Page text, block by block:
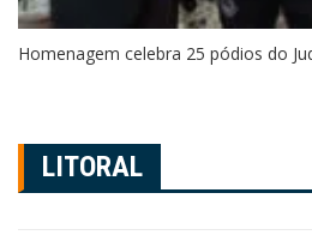
Homenagem celebra 25 pódios do
LITORAL